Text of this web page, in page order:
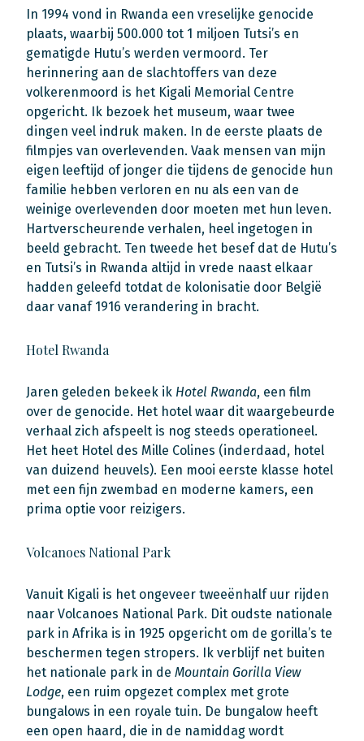
In 1994 vond in Rwanda een vreselijke genocide
plaats, waarbij 500.000 tot 1 miljoen Tutsi’s en
gematigde Hutu’s werden vermoord. Ter
herinnering aan de slachtoffers van deze
volkerenmoord is het Kigali Memorial Centre
opgericht. Ik bezoek het museum, waar twee
dingen veel indruk maken. In de eerste plaats de
filmpjes van overlevenden. Vaak mensen van mijn
eigen leeftijd of jonger die tijdens de genocide hun
familie hebben verloren en nu als een van de
weinige overlevenden door moeten met hun leven.
Hartverscheurende verhalen, heel ingetogen in
beeld gebracht. Ten tweede het besef dat de Hutu’s
en Tutsi’s in Rwanda altijd in vrede naast elkaar
hadden geleefd totdat de kolonisatie door België
daar vanaf 1916 verandering in bracht.
Hotel Rwanda
Jaren geleden bekeek ik Hotel Rwanda, een film
over de genocide. Het hotel waar dit waargebeurde
verhaal zich afspeelt is nog steeds operationeel.
Het heet Hotel des Mille Colines (inderdaad, hotel
van duizend heuvels). Een mooi eerste klasse hotel
met een fijn zwembad en moderne kamers, een
prima optie voor reizigers.
Volcanoes National Park
Vanuit Kigali is het ongeveer tweeënhalf uur rijden
naar Volcanoes National Park. Dit oudste nationale
park in Afrika is in 1925 opgericht om de gorilla’s te
beschermen tegen stropers. Ik verblijf net buiten
het nationale park in de Mountain Gorilla View
Lodge, een ruim opgezet complex met grote
bungalows in een royale tuin. De bungalow heeft
een open haard, die in de namiddag wordt